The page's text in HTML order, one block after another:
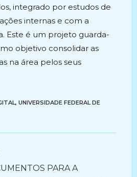
integrado por estudos de
internas e com a
Este é um projeto guarda-
objetivo consolidar as
na área pelos seus
, UNIVERSIDADE FEDERAL DE
PARA A